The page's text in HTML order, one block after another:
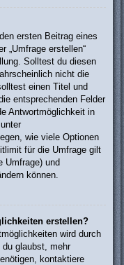
ersten Beitrag eines
„Umfrage erstellen“
Solltest du diesen
nicht die
einen Titel und
entsprechenden Felder
Antwortmöglichkeit in
wie viele Optionen
für die Umfrage gilt
Umfrage) und
können.
erstellen?
wird durch
glaubst, mehr
kontaktiere